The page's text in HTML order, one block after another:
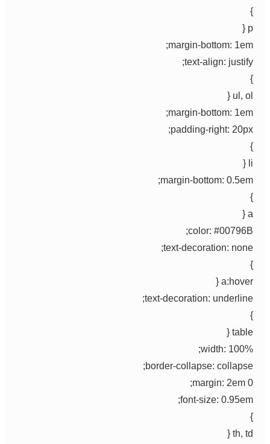
margin-bottom:
text-align:
margin-bottom:
padding-right:
margin-bottom:
color:
text-decoration:
text-decoration:
width:
border-collapse:
margin: 2em
font-size: